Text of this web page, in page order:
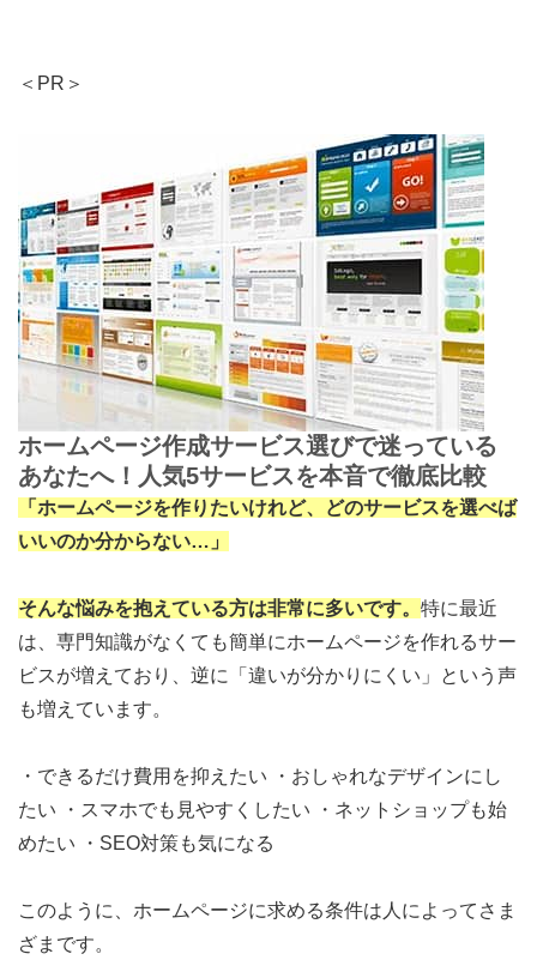
＜PR＞
ホームページ作成サービス選びで迷っている
あなたへ！人気5サービスを本音で徹底比較
「ホームページを作りたいけれど、どのサービスを選べば
いいのか分からない…」
そんな悩みを抱えている方は非常に多いです。 特に最近
は、専門知識がなくても簡単にホームページを作れるサー
ビスが増えており、逆に「違いが分かりにくい」という声
も増えています。
・できるだけ費用を抑えたい ・おしゃれなデザインにし
たい ・スマホでも見やすくしたい ・ネットショップも始
めたい ・SEO対策も気になる
このように、ホームページに求める条件は人によってさま
ざまです。